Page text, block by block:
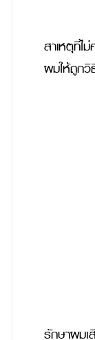
สาเหตุที่ไ
ผมให้ถูกวิ
รักษาผมเ